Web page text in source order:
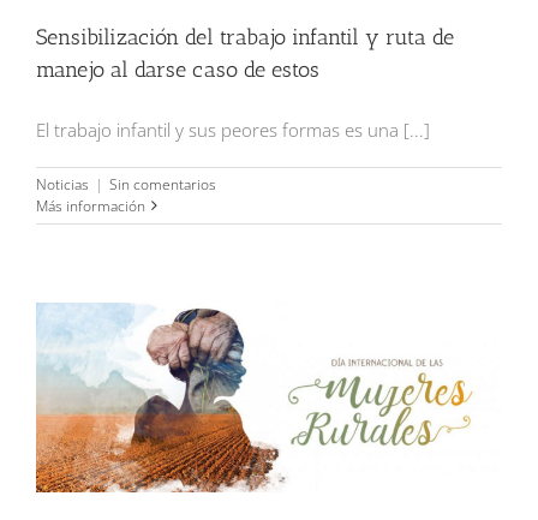
Sensibilización del trabajo infantil y ruta de
manejo al darse caso de estos
El trabajo infantil y sus peores formas es una [...]
Noticias | Sin comentarios
Más información
Dia internacional de las mujeres rurales